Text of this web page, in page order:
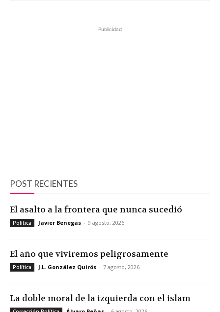
Publicidad
POST RECIENTES
El asalto a la frontera que nunca sucedió
Política Javier Benegas - 9 agosto, 2026
El año que viviremos peligrosamente
Política J.L. González Quirós - 7 agosto, 2026
La doble moral de la izquierda con el islam